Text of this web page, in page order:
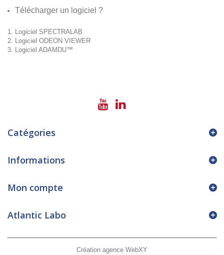
Télécharger un logiciel ?
Logiciel SPECTRALAB
Logiciel ODEON VIEWER
Logiciel ADAMDU™
Catégories
Informations
Création agence WebXY
Mon compte
Atlantic Labo